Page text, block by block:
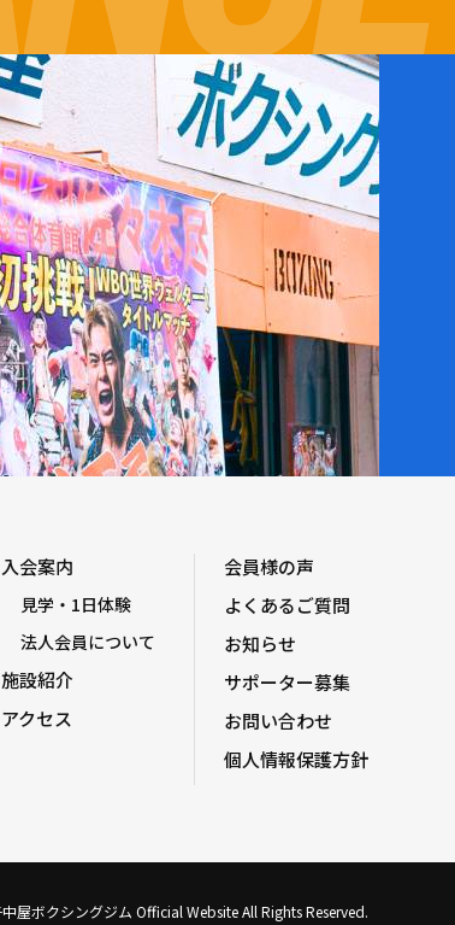
入会案内
見学・1日体験
法人会員について
施設紹介
アクセス
会員様の声
よくあるご質問
お知らせ
サポーター募集
お問い合わせ
個人情報保護方針
屋ボクシングジム Official Website All Rights Reserved.